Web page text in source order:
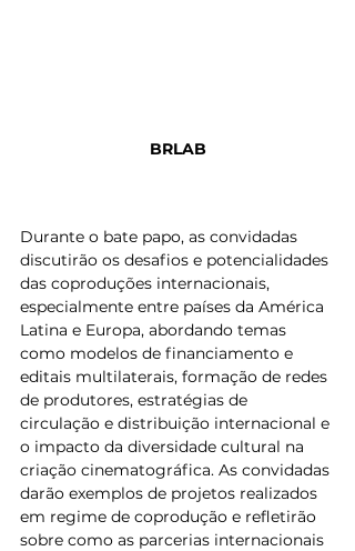
BRLAB
Durante o bate papo, as convidadas
discutirão os desafios e potencialidades
das coproduções internacionais,
especialmente entre países da América
Latina e Europa, abordando temas
como modelos de financiamento e
editais multilaterais, formação de redes
de produtores, estratégias de
circulação e distribuição internacional e
o impacto da diversidade cultural na
criação cinematográfica. As convidadas
darão exemplos de projetos realizados
em regime de coprodução e refletirão
sobre como as parcerias internacionais